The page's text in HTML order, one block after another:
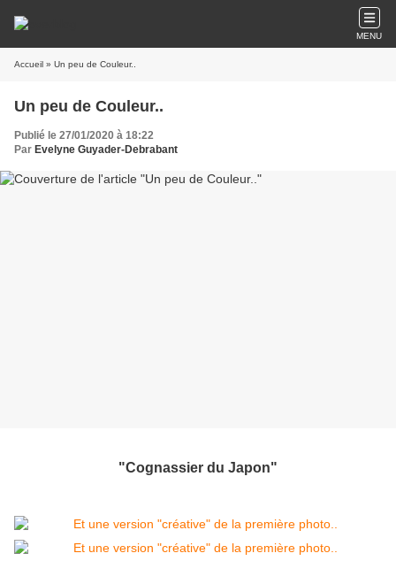
MENU
Accueil » Un peu de Couleur..
Un peu de Couleur..
Publié le 27/01/2020 à 18:22
Par Evelyne Guyader-Debrabant
"Cognassier du Japon"